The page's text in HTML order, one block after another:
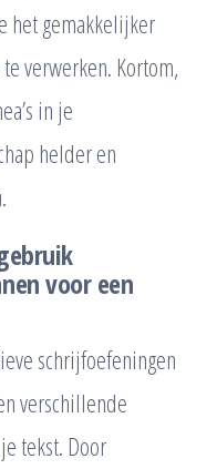
het gemakkelijker
verwerken. Kortom,
in je
helder en
voor een
schrijfoefeningen
verschillende
tekst. Door